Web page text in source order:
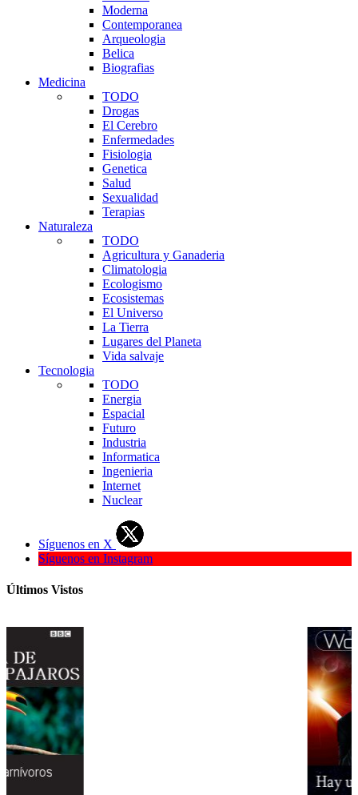
Moderna
Contemporanea
Arqueologia
Belica
Biografias
Medicina
TODO
Drogas
El Cerebro
Enfermedades
Fisiologia
Genetica
Salud
Sexualidad
Terapias
Naturaleza
TODO
Agricultura y Ganaderia
Climatologia
Ecologismo
Ecosistemas
El Universo
La Tierra
Lugares del Planeta
Vida salvaje
Tecnologia
TODO
Energia
Espacial
Futuro
Industria
Informatica
Ingenieria
Internet
Nuclear
Síguenos en X
Síguenos en Instagram
Últimos Vistos